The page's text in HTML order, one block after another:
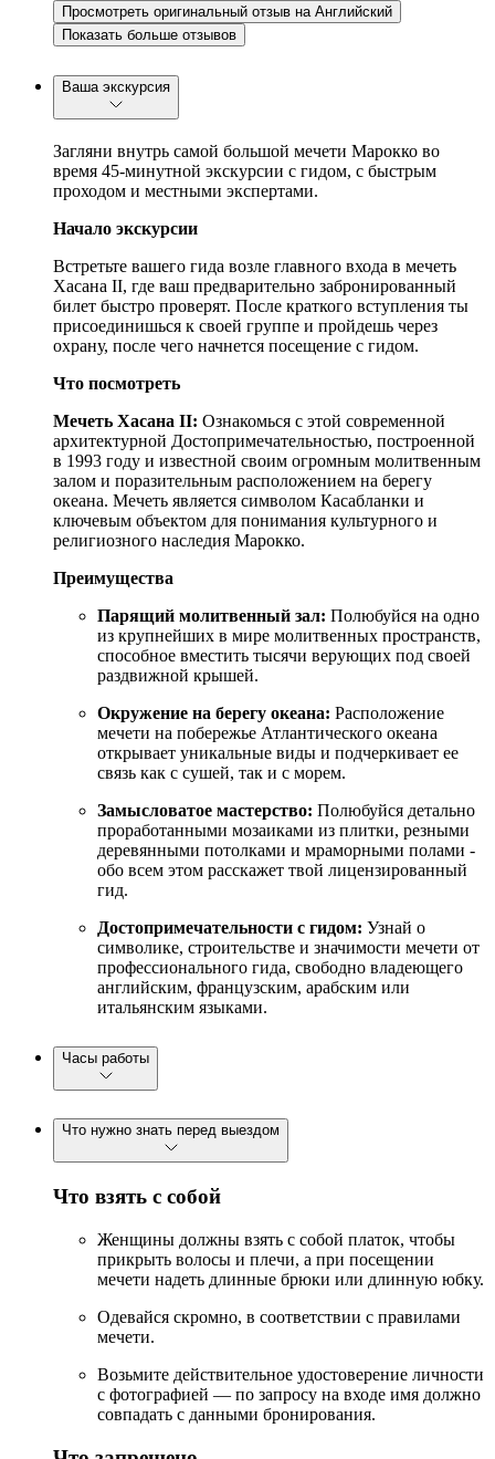
Просмотреть оригинальный отзыв на Английский
Показать больше отзывов
Ваша экскурсия
Загляни внутрь самой большой мечети Марокко во
время 45-минутной экскурсии с гидом, с быстрым
проходом и местными экспертами.
Начало экскурсии
Встретьте вашего гида возле главного входа в мечеть
Хасана II, где ваш предварительно забронированный
билет быстро проверят. После краткого вступления ты
присоединишься к своей группе и пройдешь через
охрану, после чего начнется посещение с гидом.
Что посмотреть
Мечеть Хасана II: Ознакомься с этой современной
архитектурной Достопримечательностью, построенной
в 1993 году и известной своим огромным молитвенным
залом и поразительным расположением на берегу
океана. Мечеть является символом Касабланки и
ключевым объектом для понимания культурного и
религиозного наследия Марокко.
Преимущества
Парящий молитвенный зал: Полюбуйся на одно
из крупнейших в мире молитвенных пространств,
способное вместить тысячи верующих под своей
раздвижной крышей.
Окружение на берегу океана: Расположение
мечети на побережье Атлантического океана
открывает уникальные виды и подчеркивает ее
связь как с сушей, так и с морем.
Замысловатое мастерство: Полюбуйся детально
проработанными мозаиками из плитки, резными
деревянными потолками и мраморными полами -
обо всем этом расскажет твой лицензированный
гид.
Достопримечательности с гидом: Узнай о
символике, строительстве и значимости мечети от
профессионального гида, свободно владеющего
английским, французским, арабским или
итальянским языками.
Часы работы
Что нужно знать перед выездом
Что взять с собой
Женщины должны взять с собой платок, чтобы
прикрыть волосы и плечи, а при посещении
мечети надеть длинные брюки или длинную юбку.
Одевайся скромно, в соответствии с правилами
мечети.
Возьмите действительное удостоверение личности
с фотографией — по запросу на входе имя должно
совпадать с данными бронирования.